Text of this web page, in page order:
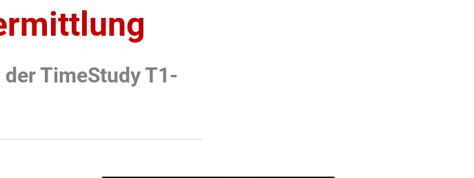
TimeStudy T1-